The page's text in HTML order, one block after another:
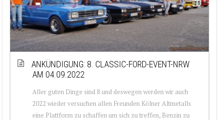
ANKÜNDIGUNG: 8. CLASSIC-FORD-EVENT-NRW
AM 04.09.2022
Aller guten Dinge sind 8 und deswegen werden wir auch
2022 wieder versuchen allen Freunden Kölner Altmetalls
eine Plattform zu schaffen um sich zu treffen, Benzin zu